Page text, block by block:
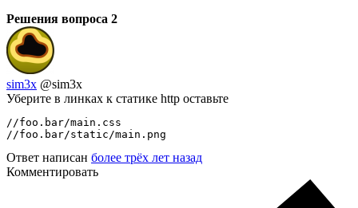
Решения вопроса 2
sim3x @sim3x
Уберите в линках к статике http оставьте
//foo.bar/main.css
//foo.bar/static/main.png
Ответ написан более трёх лет назад
Комментировать